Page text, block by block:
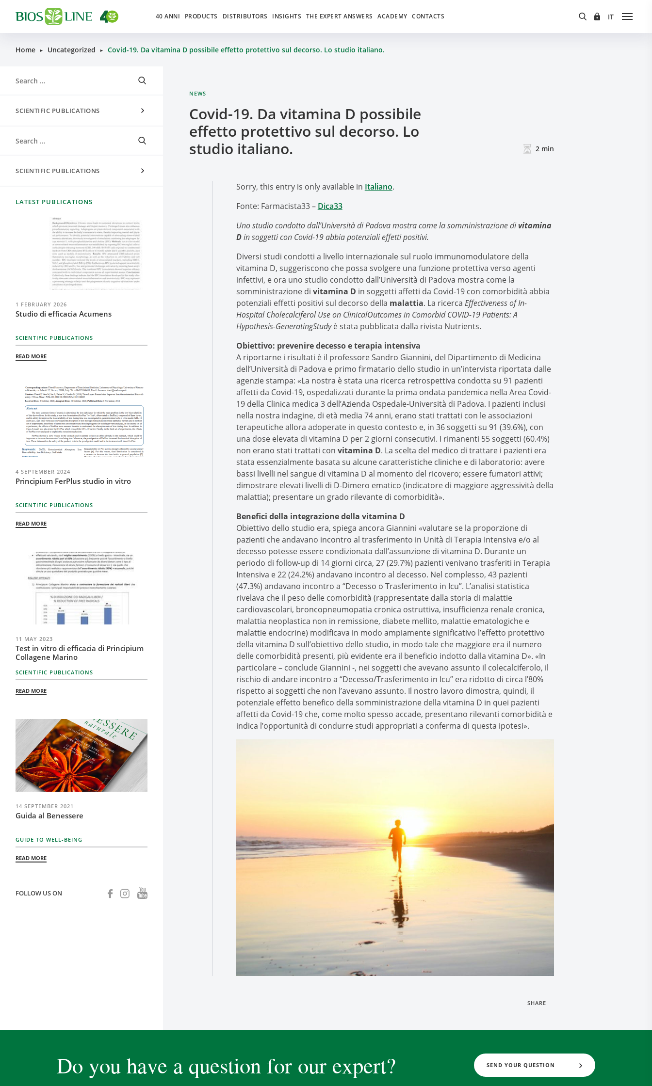
40 ANNI PRODUCTS DISTRIBUTORS INSIGHTS THE EXPERT ANSWERS ACADEMY CONTACTS
Home ► Uncategorized ► Covid-19. Da vitamina D possibile effetto protettivo sul decorso. Lo studio italiano.
NEWS
Covid-19. Da vitamina D possibile
effetto protettivo sul decorso. Lo
studio italiano.
2 min
Sorry, this entry is only available in Italiano.
Fonte: Farmacista33 – Dica33
Uno studio condotto dall’Università di Padova mostra come la somministrazione divitamina
Din soggetti con Covid-19 abbia potenziali effetti positivi.
Diversi studi condotti a livello internazionale sul ruolo immunomodulatore della
vitamina D, suggeriscono che possa svolgere una funzione protettiva verso agenti
infettivi, e ora uno studio condotto dall’Università di Padova mostra come la
somministrazione di vitamina D in soggetti affetti da Covid-19 con comorbidità abbia
potenziali effetti positivi sul decorso della malattia. La ricerca Effectiveness of In-
Hospital Cholecalciferol Use on ClinicalOutcomes in Comorbid COVID-19 Patients: A
Hypothesis-GeneratingStudyè stata pubblicata dalla rivista Nutrients.
Obiettivo: prevenire decesso e terapia intensiva
A riportarne i risultati è il professore Sandro Giannini, del Dipartimento di Medicina
dell’Università di Padova e primo firmatario dello studio in un’intervista riportata dalle
agenzie stampa: «La nostra è stata una ricerca retrospettiva condotta su 91 pazienti
affetti da Covid-19, ospedalizzati durante la prima ondata pandemica nella Area Covid-
19 della Clinica medica 3 dell’Azienda Ospedale-Università di Padova. I pazienti inclusi
nella nostra indagine, di età media 74 anni, erano stati trattati con le associazioni
terapeutiche allora adoperate in questo contesto e, in 36 soggetti su 91 (39.6%), con
una dose elevata di vitamina D per 2 giorni consecutivi. I rimanenti 55 soggetti (60.4%)
non erano stati trattati con vitamina D. La scelta del medico di trattare i pazienti era
stata essenzialmente basata su alcune caratteristiche cliniche e di laboratorio: avere
bassi livelli nel sangue di vitamina D al momento del ricovero; essere fumatori attivi;
dimostrare elevati livelli di D-Dimero ematico (indicatore di maggiore aggressività della
malattia); presentare un grado rilevante di comorbidità».
Benefici della integrazione della vitamina D
Obiettivo dello studio era, spiega ancora Giannini «valutare se la proporzione di
pazienti che andavano incontro al trasferimento in Unità di Terapia Intensiva e/o al
decesso potesse essere condizionata dall’assunzione di vitamina D. Durante un
periodo di follow-up di 14 giorni circa, 27 (29.7%) pazienti venivano trasferiti in Terapia
Intensiva e 22 (24.2%) andavano incontro al decesso. Nel complesso, 43 pazienti
(47.3%) andavano incontro a “Decesso o Trasferimento in Icu”. L’analisi statistica
rivelava che il peso delle comorbidità (rappresentate dalla storia di malattie
cardiovascolari, broncopneumopatia cronica ostruttiva, insufficienza renale cronica,
malattia neoplastica non in remissione, diabete mellito, malattie ematologiche e
malattie endocrine) modificava in modo ampiamente significativo l’effetto protettivo
della vitamina D sull’obiettivo dello studio, in modo tale che maggiore era il numero
delle comorbidità presenti, più evidente era il beneficio indotto dalla vitamina D». «In
particolare – conclude Giannini -, nei soggetti che avevano assunto il colecalciferolo, il
rischio di andare incontro a “Decesso/Trasferimento in Icu” era ridotto di circa l’80%
rispetto ai soggetti che non l’avevano assunto. Il nostro lavoro dimostra, quindi, il
potenziale effetto benefico della somministrazione della vitamina D in quei pazienti
affetti da Covid-19 che, come molto spesso accade, presentano rilevanti comorbidità e
indica l’opportunità di condurre studi appropriati a conferma di questa ipotesi».
SHARE
SCIENTIFIC PUBLICATIONS
SCIENTIFIC PUBLICATIONS
LATEST PUBLICATIONS
1 FEBRUARY 2026
Studio di efficacia Acumens
SCIENTIFIC PUBLICATIONS
READ MORE
4 SEPTEMBER 2024
Principium FerPlus studio in vitro
SCIENTIFIC PUBLICATIONS
READ MORE
11 MAY 2023
Test in vitro di efficacia di Principium
Collagene Marino
SCIENTIFIC PUBLICATIONS
READ MORE
14 SEPTEMBER 2021
Guida al Benessere
GUIDE TO WELL-BEING
READ MORE
FOLLOW US ON
Do you have a question for our expert? SEND YOUR QUESTION